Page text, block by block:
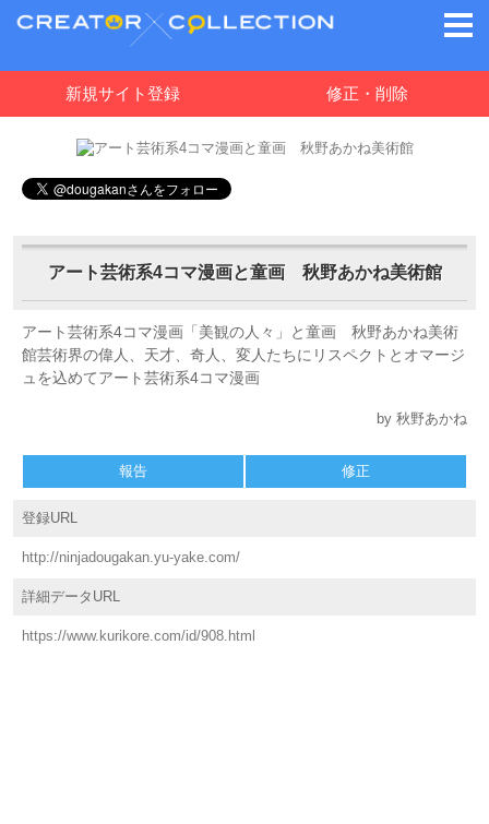
新規サイト登録 修正・削除
アート芸術系4コマ漫画と童画 秋野あかね美術館
アート芸術系4コマ漫画「美観の人々」と童画 秋野あかね美術
館芸術界の偉人、天才、奇人、変人たちにリスペクトとオマージ
ュを込めてアート芸術系4コマ漫画
by 秋野あかね
報告 修正
登録URL
http://ninjadougakan.yu-yake.com/
詳細データURL
https://www.kurikore.com/id/908.html